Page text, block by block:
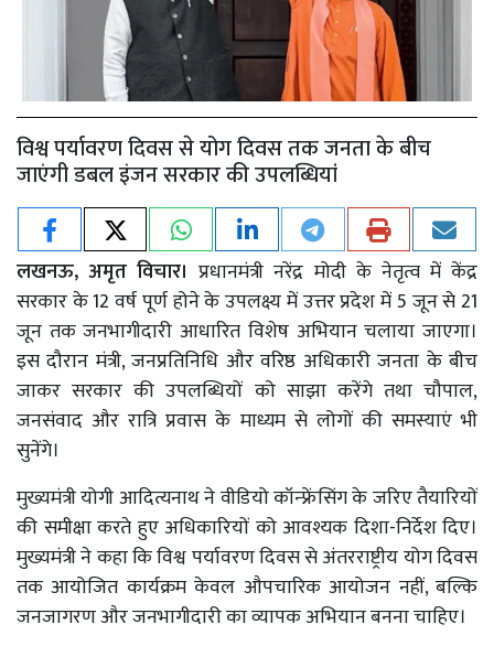
विश्व पर्यावरण दिवस से योग दिवस तक जनता के बीच
जाएंगी डबल इंजन सरकार की उपलब्धियां
लखनऊ, अमृत विचार। प्रधानमंत्री नरेंद्र मोदी के नेतृत्व में केंद्र
सरकार के 12 वर्ष पूर्ण होने के उपलक्ष्य में उत्तर प्रदेश में 5 जून से 21
जून तक जनभागीदारी आधारित विशेष अभियान चलाया जाएगा।
इस दौरान मंत्री, जनप्रतिनिधि और वरिष्ठ अधिकारी जनता के बीच
जाकर सरकार की उपलब्धियों को साझा करेंगे तथा चौपाल,
जनसंवाद और रात्रि प्रवास के माध्यम से लोगों की समस्याएं भी
सुनेंगे।
मुख्यमंत्री योगी आदित्यनाथ ने वीडियो कॉन्फ्रेंसिंग के जरिए तैयारियों
की समीक्षा करते हुए अधिकारियों को आवश्यक दिशा-निर्देश दिए।
मुख्यमंत्री ने कहा कि विश्व पर्यावरण दिवस से अंतरराष्ट्रीय योग दिवस
तक आयोजित कार्यक्रम केवल औपचारिक आयोजन नहीं, बल्कि
जनजागरण और जनभागीदारी का व्यापक अभियान बनना चाहिए।